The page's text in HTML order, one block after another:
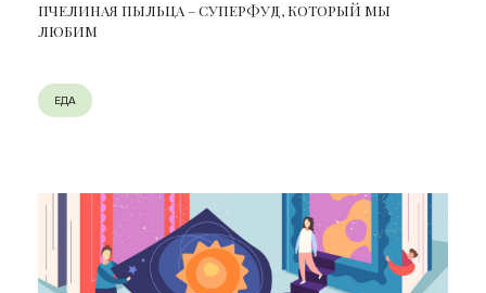
ПЧЕЛИНАЯ ПЫЛЬЦА – СУПЕРФУД, КОТОРЫЙ МЫ
ЛЮБИМ
ЕДА